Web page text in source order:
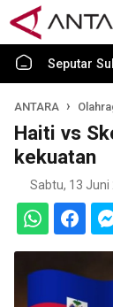
Seputar
ANTARA
Haiti vs
kekuatan
Sabtu, 13 Juni